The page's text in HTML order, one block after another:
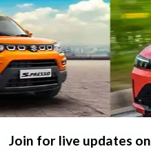
Join for live updates on